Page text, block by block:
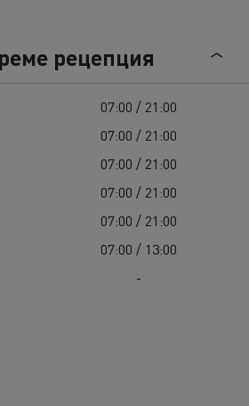
рецепция
07:00 / 21:00
07:00 / 21:00
07:00 / 21:00
07:00 / 21:00
07:00 / 21:00
07:00 / 13:00
-